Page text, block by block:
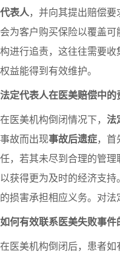
代表人，并向其提出赔偿
会为客户购买保险以覆盖
构进行追责，这往往需要
权益能得到有效维护。
法定代表人在医美赔偿中的
在医美机构倒闭情况下， 法
事故而出现事故后遗症，
任，若其未尽到合理的管
以获得更为及时的经济支
的损害承担相应义务。对
如何有效联系医美失败事件
在医美机构倒闭后，患者